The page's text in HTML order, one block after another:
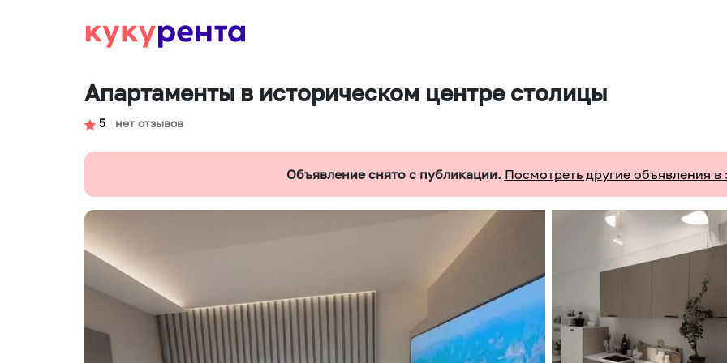
Апартаменты в историческом центре столицы
5 ∙ нет отзывов
Объявление снято с публикации. Посмотреть другие объявления в